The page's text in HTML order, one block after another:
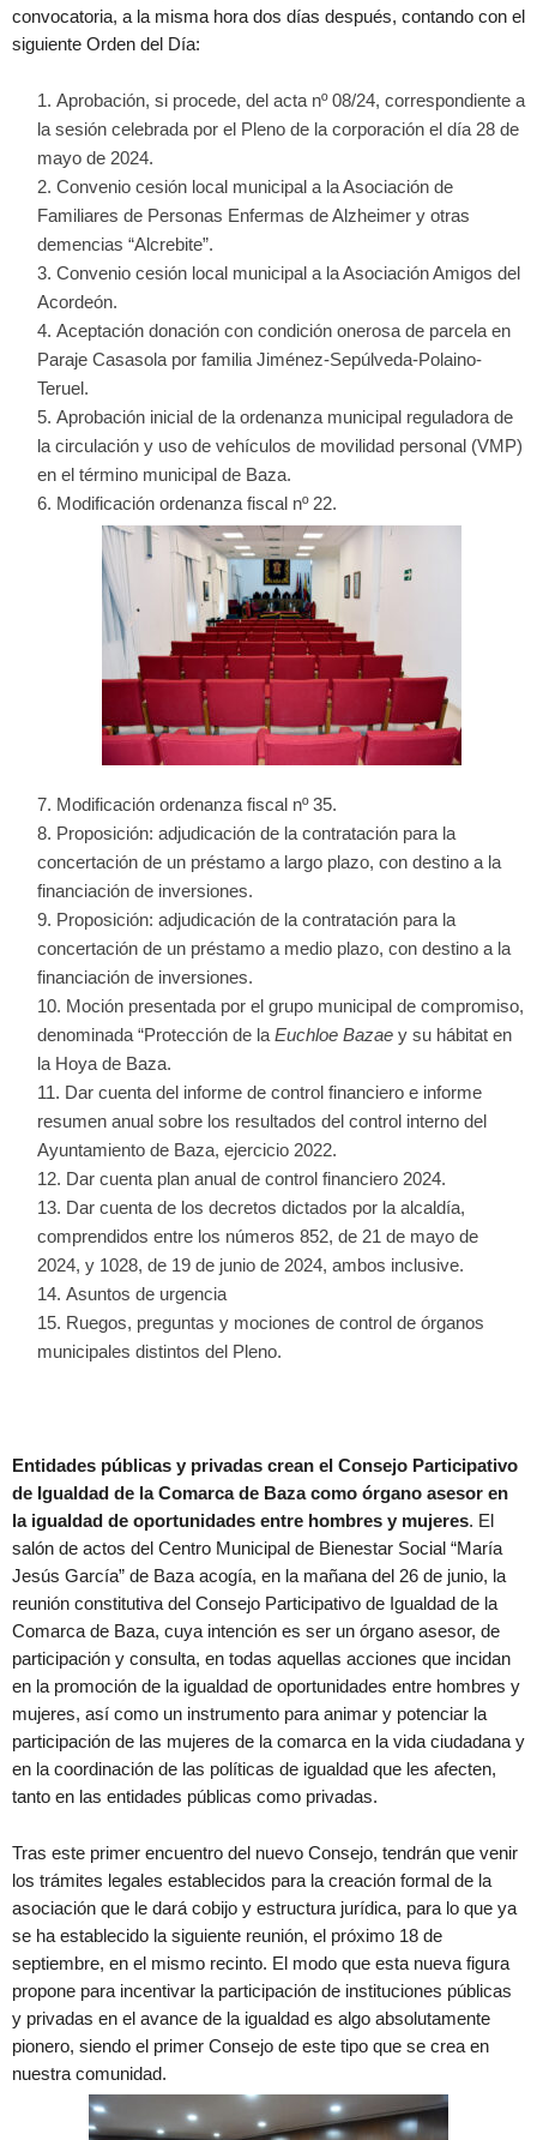
convocatoria, a la misma hora dos días después, contando con el
siguiente Orden del Día:
Aprobación, si procede, del acta nº 08/24, correspondiente a
la sesión celebrada por el Pleno de la corporación el día 28 de
mayo de 2024.
Convenio cesión local municipal a la Asociación de
Familiares de Personas Enfermas de Alzheimer y otras
demencias “Alcrebite”.
Convenio cesión local municipal a la Asociación Amigos del
Acordeón.
Aceptación donación con condición onerosa de parcela en
Paraje Casasola por familia Jiménez-Sepúlveda-Polaino-
Teruel.
Aprobación inicial de la ordenanza municipal reguladora de
la circulación y uso de vehículos de movilidad personal (VMP)
en el término municipal de Baza.
Modificación ordenanza fiscal nº 22.
Modificación ordenanza fiscal nº 35.
Proposición: adjudicación de la contratación para la
concertación de un préstamo a largo plazo, con destino a la
financiación de inversiones.
Proposición: adjudicación de la contratación para la
concertación de un préstamo a medio plazo, con destino a la
financiación de inversiones.
Moción presentada por el grupo municipal de compromiso,
denominada “Protección de la Euchloe Bazae y su hábitat en
la Hoya de Baza.
Dar cuenta del informe de control financiero e informe
resumen anual sobre los resultados del control interno del
Ayuntamiento de Baza, ejercicio 2022.
Dar cuenta plan anual de control financiero 2024.
Dar cuenta de los decretos dictados por la alcaldía,
comprendidos entre los números 852, de 21 de mayo de
2024, y 1028, de 19 de junio de 2024, ambos inclusive.
Asuntos de urgencia
Ruegos, preguntas y mociones de control de órganos
municipales distintos del Pleno.
Entidades públicas y privadas crean el Consejo Participativo
de Igualdad de la Comarca de Baza como órgano asesor en
la igualdad de oportunidades entre hombres y mujeres. El
salón de actos del Centro Municipal de Bienestar Social “María
Jesús García” de Baza acogía, en la mañana del 26 de junio, la
reunión constitutiva del Consejo Participativo de Igualdad de la
Comarca de Baza, cuya intención es ser un órgano asesor, de
participación y consulta, en todas aquellas acciones que incidan
en la promoción de la igualdad de oportunidades entre hombres y
mujeres, así como un instrumento para animar y potenciar la
participación de las mujeres de la comarca en la vida ciudadana y
en la coordinación de las políticas de igualdad que les afecten,
tanto en las entidades públicas como privadas.
Tras este primer encuentro del nuevo Consejo, tendrán que venir
los trámites legales establecidos para la creación formal de la
asociación que le dará cobijo y estructura jurídica, para lo que ya
se ha establecido la siguiente reunión, el próximo 18 de
septiembre, en el mismo recinto. El modo que esta nueva figura
propone para incentivar la participación de instituciones públicas
y privadas en el avance de la igualdad es algo absolutamente
pionero, siendo el primer Consejo de este tipo que se crea en
nuestra comunidad.